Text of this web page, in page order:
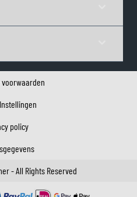
voorwaarden
policy
- All Rights Reserved